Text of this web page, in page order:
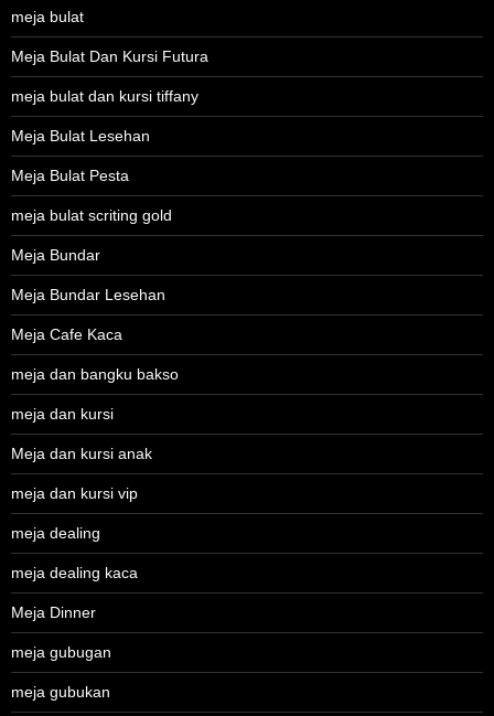
meja bulat
Meja Bulat Dan Kursi Futura
meja bulat dan kursi tiffany
Meja Bulat Lesehan
Meja Bulat Pesta
meja bulat scriting gold
Meja Bundar
Meja Bundar Lesehan
Meja Cafe Kaca
meja dan bangku bakso
meja dan kursi
Meja dan kursi anak
meja dan kursi vip
meja dealing
meja dealing kaca
Meja Dinner
meja gubugan
meja gubukan